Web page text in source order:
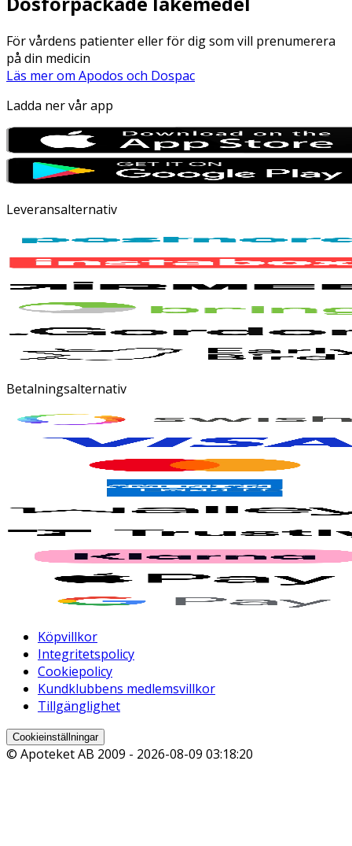
För vårdens patienter eller för dig som vill prenumerera
på din medicin
Läs mer om Apodos och Dospac
Ladda ner vår app
Leveransalternativ
Betalningsalternativ
Köpvillkor
Integritetspolicy
Cookiepolicy
Kundklubbens medlemsvillkor
Tillgänglighet
Cookieinställningar
© Apoteket AB 2009 - 2026-08-09 03:18:20